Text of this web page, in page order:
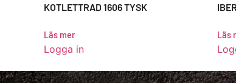
KOTLETTRAD 1606 TYSK
Läs mer
Logga in
Läs